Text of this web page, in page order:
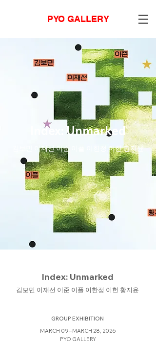
PYO GALLERY
Index: Unmarked
김보민 이재선 이준 이플 이한정 이헌 황지윤
Index: Unmarked
김보민 이재선 이준 이플 이한정 이헌 황지윤
GROUP EXHIBITION
MARCH 09⏤MARCH 28, 2026
PYO GALLERY